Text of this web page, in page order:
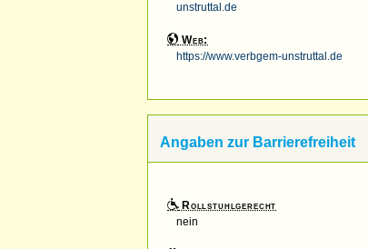
unstruttal.de
Web:
https://www.verbgem-unstruttal.de
Angaben zur Barrierefreiheit
Rollstuhlgerecht
nein